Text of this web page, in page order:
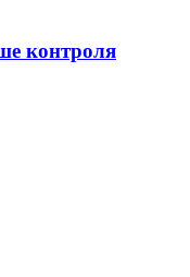
контроля